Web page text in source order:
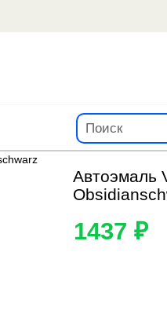
Автоэмаль
1437 ₽